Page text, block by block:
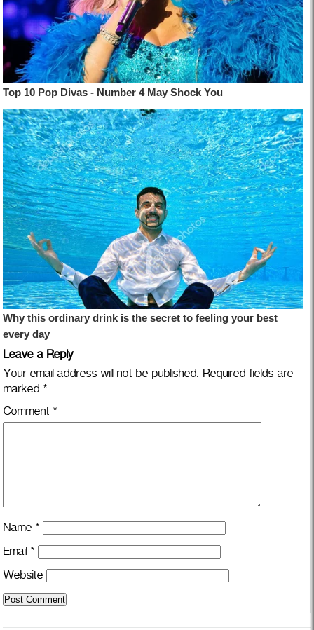
Leave a Reply
Your email address will not be published. Required fields are
marked *
Comment *
Name *
Email *
Website